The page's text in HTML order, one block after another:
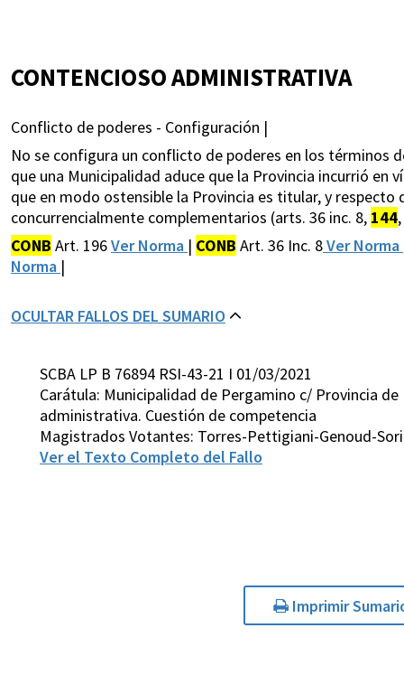
CONTENCIOSO ADMINISTRATIVA
Conflicto de poderes - Configuración |
No se configura un conflicto de poderes en los términos
que una Municipalidad aduce que la Provincia incurrió en
que en modo ostensible la Provincia es titular, y
concurrencialmente complementarios (arts. 36 inc. 8, 144
CONB Art. 196Ver Norma | CONB Art. 36 Inc. 8Ver Norma
Norma |
OCULTAR FALLOS DEL SUMARIO
SCBA LP B 76894 RSI-43-21 I 01/03/2021
Carátula: Municipalidad de Pergamino c/ Provincia
administrativa. Cuestión de competencia
Magistrados Votantes: Torres-Pettigiani-Genoud-
Ver el Texto Completo del Fallo
Imprimir